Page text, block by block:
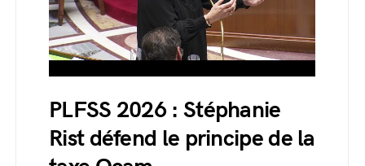
PLFSS 2026 : Stéphanie
Rist défend le principe de la